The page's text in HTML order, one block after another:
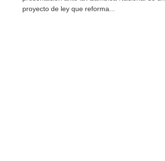
proyecto de ley que reforma...